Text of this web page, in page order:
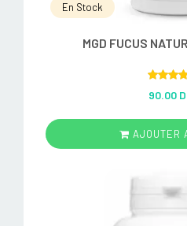
En Stock
MGD FUCUS
out of
90.00
AJOUTER